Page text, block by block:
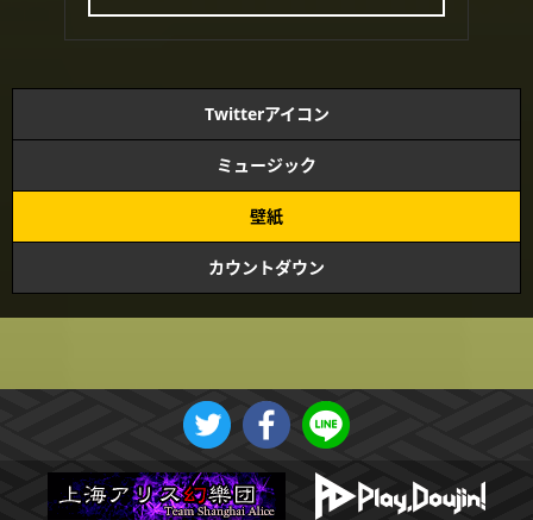
Twitterアイコン
ミュージック
壁紙
カウントダウン